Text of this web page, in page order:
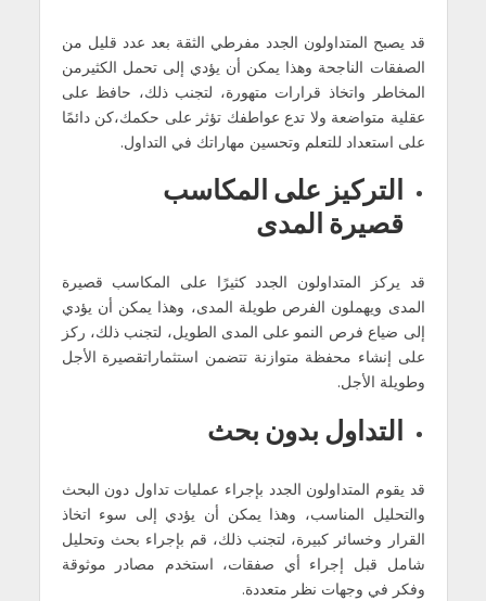
قد یصبح المتداولون الجدد مفرطي الثقة بعد عدد قلیل من
الصفقات الناجحة وھذا یمكن أن یؤدي إلى تحمل الكثیرمن
المخاطر واتخاذ قرارات متھورة، لتجنب ذلك، حافظ على
عقلیة متواضعة ولا تدع عواطفك تؤثر على حكمك،كن دائمًا
على استعداد للتعلم وتحسین مھاراتك في التداول.
التركیز على المكاسب
قصیرة المدى
قد یركز المتداولون الجدد كثیرًا على المكاسب قصیرة
المدى ویھملون الفرص طویلة المدى، وھذا یمكن أن یؤدي
إلى ضیاع فرص النمو على المدى الطویل، لتجنب ذلك، ركز
على إنشاء محفظة متوازنة تتضمن استثماراتقصیرة الأجل
وطویلة الأجل.
التداول بدون بحث
قد یقوم المتداولون الجدد بإجراء عملیات تداول دون البحث
والتحلیل المناسب، وھذا یمكن أن یؤدي إلى سوء اتخاذ
القرار وخسائر كبیرة، لتجنب ذلك، قم بإجراء بحث وتحلیل
شامل قبل إجراء أي صفقات، استخدم مصادر موثوقة
وفكر في وجھات نظر متعددة.